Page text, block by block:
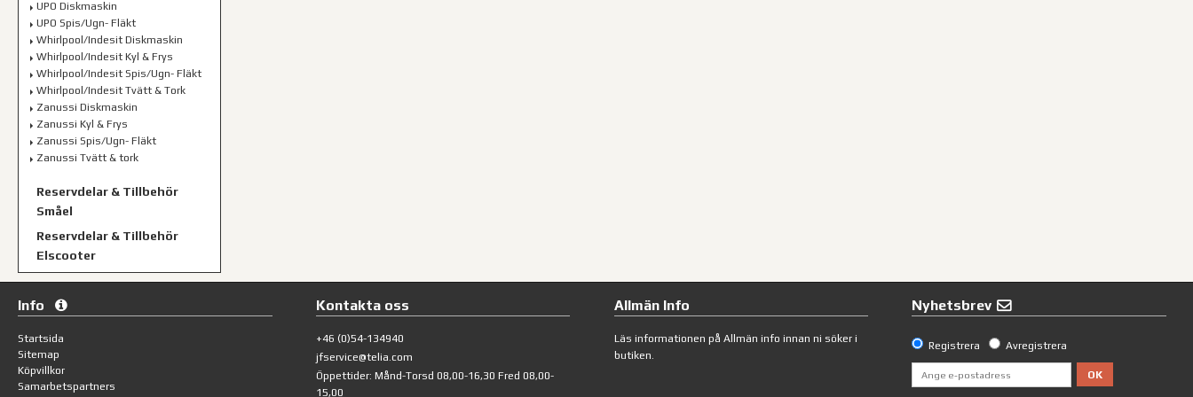
UPO Diskmaskin
UPO Spis/Ugn- Fläkt
Whirlpool/Indesit Diskmaskin
Whirlpool/Indesit Kyl & Frys
Whirlpool/Indesit Spis/Ugn- Fläkt
Whirlpool/Indesit Tvätt & Tork
Zanussi Diskmaskin
Zanussi Kyl & Frys
Zanussi Spis/Ugn- Fläkt
Zanussi Tvätt & tork
Reservdelar & Tillbehör
Småel
Reservdelar & Tillbehör
Elscooter
Info
Startsida
Sitemap
Köpvillkor
Samarbetspartners
Kontakta oss
+46 (0)54-134940
jfservice@telia.com
Öppettider: Månd-Torsd 08,00-16,30 Fred 08,00-
15,00
Allmän Info
Läs informationen på Allmän info innan ni söker i
butiken.
Nyhetsbrev
Registrera Avregistrera
OK